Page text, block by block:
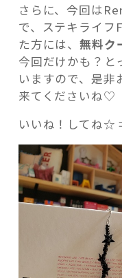
さらに、今回は
で、ステキライフ
た方には、無料ク
今回だけかも？と
いますので、是非
来てくださいね♡
いいね！してね